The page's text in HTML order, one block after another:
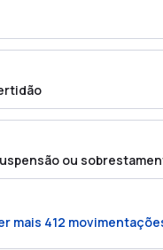
ou
mais 412